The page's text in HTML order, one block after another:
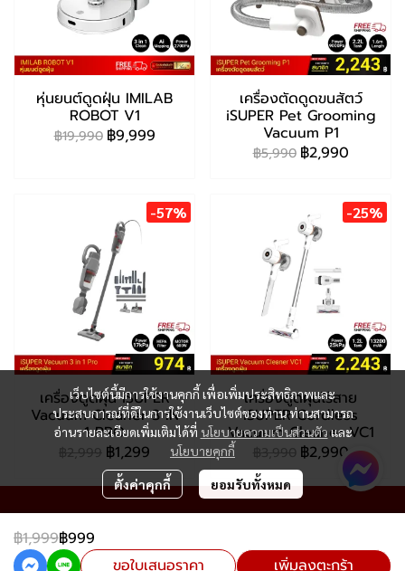
หุ่นยนต์ดูดฝุ่น IMILAB
ROBOT V1
฿19,990 ฿9,999
เครื่องตัดดูดขนสัตว์
iSUPER Pet Grooming
Vacuum P1
฿5,990 ฿2,990
-57%
เครื่องดูดฝุ่น iSUPER
Vacuum Cleaner 3 IN
1 PRO
฿2,999 ฿1,299
-25%
เครื่องดูดฝุ่นไร้สาย
iSUPER Cordless
Vacuum Cleaner VC1
฿3,990 ฿2,990
฿1,999฿999
ขอใบเสนอราคา
เพิ่มลงตะกร้า
เว็บไซต์นี้มีการใช้งานคุกกี้ เพื่อเพิ่มประสิทธิภาพและ
ประสบการณ์ที่ดีในการใช้งานเว็บไซต์ของท่าน ท่านสามารถ
อ่านรายละเอียดเพิ่มเติมได้ที่ นโยบายความเป็นส่วนตัวและ
นโยบายคุกกี้
ตั้งค่าคุกกี้ ยอมรับทั้งหมด
Copyright 2024 | All Rights Reserved | Powered by MWE